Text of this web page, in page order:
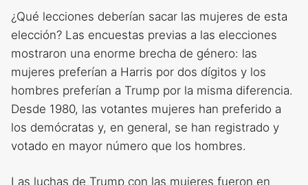
¿Qué lecciones deberían sacar las mujeres de esta
elección? Las encuestas previas a las elecciones
mostraron una enorme brecha de género: las
mujeres preferían a Harris por dos dígitos y los
hombres preferían a Trump por la misma diferencia.
Desde 1980, las votantes mujeres han preferido a
los demócratas y, en general, se han registrado y
votado en mayor número que los hombres.
Las luchas de Trump con las mujeres fueron en